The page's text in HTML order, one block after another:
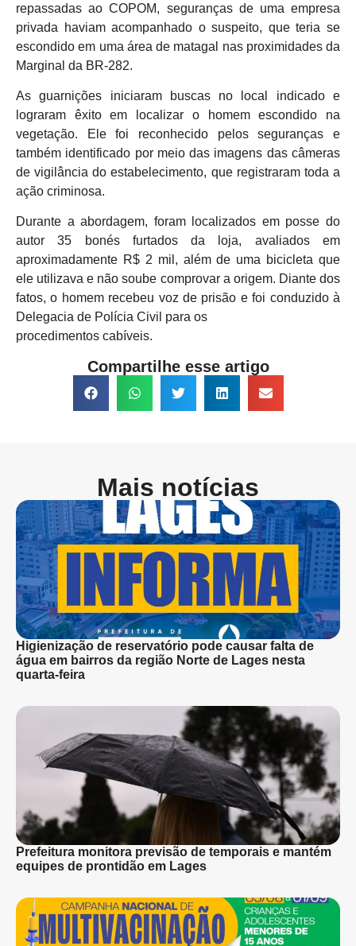
repassadas ao COPOM, seguranças de uma empresa
privada haviam acompanhado o suspeito, que teria se
escondido em uma área de matagal nas proximidades da
Marginal da BR-282.
As guarnições iniciaram buscas no local indicado e
lograram êxito em localizar o homem escondido na
vegetação. Ele foi reconhecido pelos seguranças e
também identificado por meio das imagens das câmeras
de vigilância do estabelecimento, que registraram toda a
ação criminosa.
Durante a abordagem, foram localizados em posse do
autor 35 bonés furtados da loja, avaliados em
aproximadamente R$ 2 mil, além de uma bicicleta que
ele utilizava e não soube comprovar a origem. Diante dos
fatos, o homem recebeu voz de prisão e foi conduzido à
Delegacia de Polícia Civil para os
procedimentos cabíveis.
Compartilhe esse artigo
Mais notícias
Higienização de reservatório pode causar falta de
água em bairros da região Norte de Lages nesta
quarta-feira
Prefeitura monitora previsão de temporais e mantém
equipes de prontidão em Lages